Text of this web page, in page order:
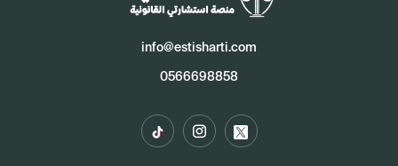
info@estisharti.com
0566698858